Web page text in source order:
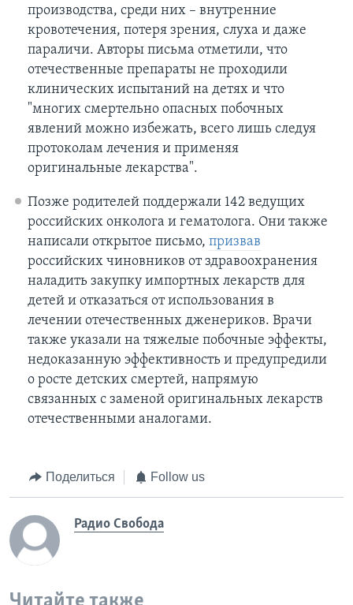
производства, среди них – внутренние
кровотечения, потеря зрения, слуха и даже
параличи. Авторы письма отметили, что
отечественные препараты не проходили
клинических испытаний на детях и что
"многих смертельно опасных побочных
явлений можно избежать, всего лишь следуя
протоколам лечения и применяя
оригинальные лекарства".
Позже родителей поддержали 142 ведущих
российских онколога и гематолога. Они также
написали открытое письмо, призвав
российских чиновников от здравоохранения
наладить закупку импортных лекарств для
детей и отказаться от использования в
лечении отечественных дженериков. Врачи
также указали на тяжелые побочные эффекты,
недоказанную эффективность и предупредили
о росте детских смертей, напрямую
связанных с заменой оригинальных лекарств
отечественными аналогами.
Поделиться Follow us
Радио Свобода